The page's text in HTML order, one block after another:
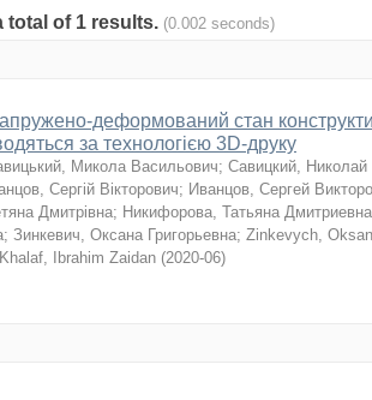
total of 1 results. (0.002 seconds)
деформований стан
за технологією 3D-друку
Микола Васильович; Савицкий,
Сергій Вікторович; Иванцов, Сергей
Дмитрівна; Никифорова, Татьяна Дмитриевна
; Зинкевич, Оксана Григорьевна; Zinkevych,
Khalaf, Ibrahim Zaidan (2020-06)